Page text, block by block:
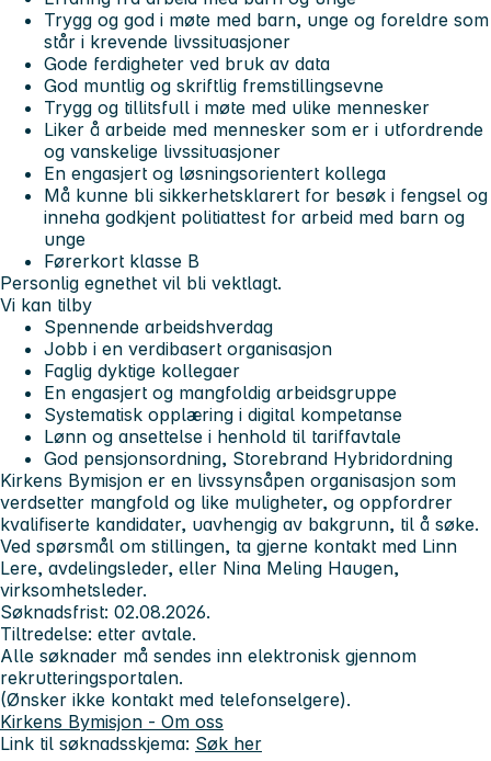
Trygg og god i møte med barn, unge og foreldre som
står i krevende livssituasjoner
Gode ferdigheter ved bruk av data
God muntlig og skriftlig fremstillingsevne
Trygg og tillitsfull i møte med ulike mennesker
Liker å arbeide med mennesker som er i utfordrende
og vanskelige livssituasjoner
En engasjert og løsningsorientert kollega
Må kunne bli sikkerhetsklarert for besøk i fengsel og
inneha godkjent politiattest for arbeid med barn og
unge
Førerkort klasse B
Personlig egnethet vil bli vektlagt.
Vi kan tilby
Spennende arbeidshverdag
Jobb i en verdibasert organisasjon
Faglig dyktige kollegaer
En engasjert og mangfoldig arbeidsgruppe
Systematisk opplæring i digital kompetanse
Lønn og ansettelse i henhold til tariffavtale
God pensjonsordning, Storebrand Hybridordning
Kirkens Bymisjon er en livssynsåpen organisasjon som
verdsetter mangfold og like muligheter, og oppfordrer
kvalifiserte kandidater, uavhengig av bakgrunn, til å søke.
Ved spørsmål om stillingen, ta gjerne kontakt med Linn
Lere, avdelingsleder, eller Nina Meling Haugen,
virksomhetsleder.
Søknadsfrist: 02.08.2026.
Tiltredelse: etter avtale.
Alle søknader må sendes inn elektronisk gjennom
rekrutteringsportalen.
(Ønsker ikke kontakt med telefonselgere).
Kirkens Bymisjon - Om oss
Link til søknadsskjema: Søk her